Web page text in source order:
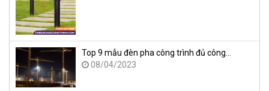
Top 9 mẫu đèn pha công trình đủ công…
08/04/2023